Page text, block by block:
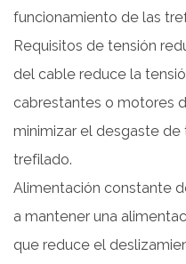
funcionamiento de las
Requisitos de tensión
del cable reduce la
cabrestantes o motores
minimizar el desgaste
trefilado.
Alimentación constante
a mantener una
que reduce el